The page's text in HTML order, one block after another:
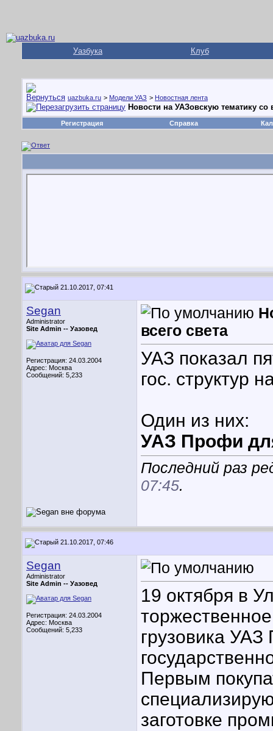
Уазбука Клуб
uazbuka.ru > Модели УАЗ > Новостная лента
Новости на УАЗовскую тематику со
Регистрация Справка
21.10.2017, 07:41
Segan
Administrator
Site Admin -- Уазовед
Регистрация: 24.03.2004
Адрес: Москва
Сообщений: 5,233
всего света
УАЗ показал
гос. структур
Один из них:
УАЗ Профи
Последний раз
07:45.
21.10.2017, 07:46
Segan
Administrator
Site Admin -- Уазовед
Регистрация: 24.03.2004
Адрес: Москва
Сообщений: 5,233
19 октября в
грузовика
Первым
заготовке